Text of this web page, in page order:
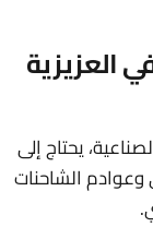
العزيزية
يحتاج إلى
وعوادم الشاحنات